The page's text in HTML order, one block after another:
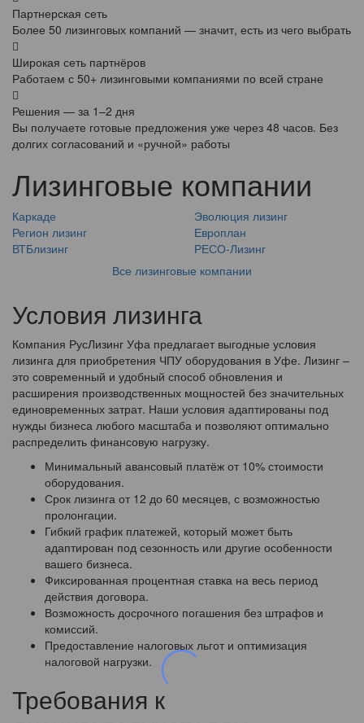
Партнерская сеть
Более 50 лизинговых компаний — значит, есть из чего выбрать
Широкая сеть партнёров
Работаем с 50+ лизинговыми компаниями по всей стране
Решения — за 1–2 дня
Вы получаете готовые предложения уже через 48 часов. Без
долгих согласований и «ручной» работы
Лизинговые компании
Каркаде
Эволюция лизинг
Регион лизинг
Европлан
ВТБлизинг
РЕСО-Лизинг
Все лизинговые компании
Условия лизинга
Компания РусЛизинг Уфа предлагает выгодные условия
лизинга для приобретения ЧПУ оборудования в Уфе. Лизинг –
это современный и удобный способ обновления и
расширения производственных мощностей без значительных
единовременных затрат. Наши условия адаптированы под
нужды бизнеса любого масштаба и позволяют оптимально
распределить финансовую нагрузку.
Минимальный авансовый платёж от 10% стоимости
оборудования.
Срок лизинга от 12 до 60 месяцев, с возможностью
пролонгации.
Гибкий график платежей, который может быть
адаптирован под сезонность или другие особенности
вашего бизнеса.
Фиксированная процентная ставка на весь период
действия договора.
Возможность досрочного погашения без штрафов и
комиссий.
Предоставление налоговых льгот и оптимизация
налоговой нагрузки.
Требования к